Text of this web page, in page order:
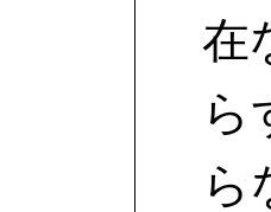
在
ら
ら